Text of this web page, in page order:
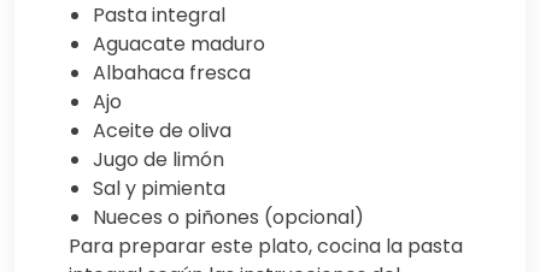
Pasta integral
Aguacate maduro
Albahaca fresca
Ajo
Aceite de oliva
Jugo de limón
Sal y pimienta
Nueces o piñones (opcional)
Para preparar este plato, cocina la pasta